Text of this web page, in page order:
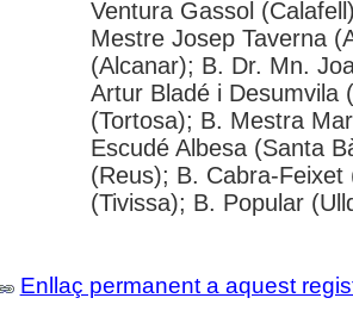
Ventura Gassol
Mestre Josep Taverna
(Alcanar); B. Dr. Mn.
Artur Bladé i Desumvila
(Tortosa); B. Mestra
Escudé Albesa (Santa
(Reus); B. Cabra-
(Tivissa); B. Popular
Enllaç permanent a aquest